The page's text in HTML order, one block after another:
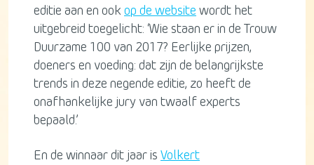
editie aan en ook op de website wordt het
uitgebreid toegelicht: ‘Wie staan er in de Trouw
Duurzame 100 van 2017? Eerlijke prijzen,
doeners en voeding: dat zijn de belangrijkste
trends in deze negende editie, zo heeft de
onafhankelijke jury van twaalf experts
bepaald.’
En de winnaar dit jaar is Volkert